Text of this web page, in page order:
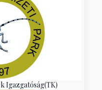
Igazgatóság(TK)